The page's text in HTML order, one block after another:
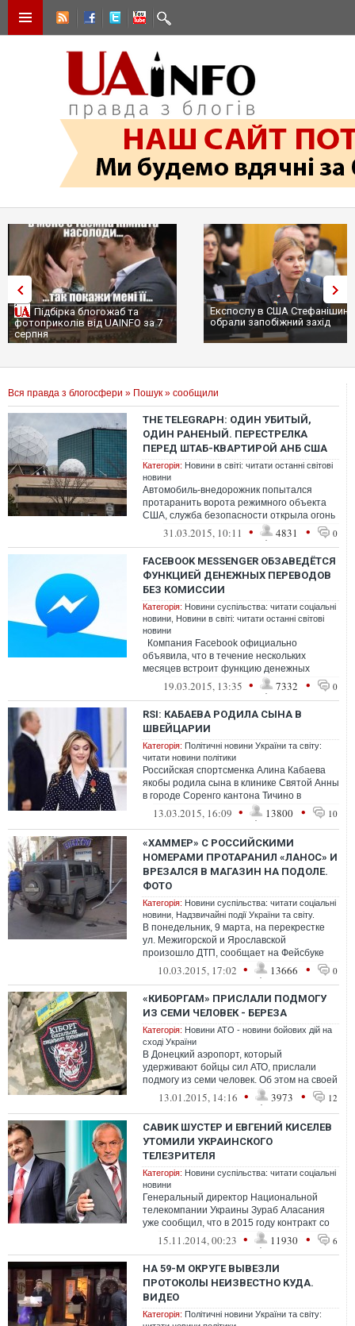
Підбірка блогожаб та
фотоприколів від UAINFO за 7
серпня
Експослу в США
обрали запобіжний захід
Вся правда з блогосфери » Пошук » сообщили
THE TELEGRAPH: ОДИН УБИТЫЙ,
ОДИН РАНЕНЫЙ. ПЕРЕСТРЕЛКА
ПЕРЕД ШТАБ-КВАРТИРОЙ АНБ США
Категорія: Новини в світі: читати останні світові
новини
Автомобиль-внедорожник попытался
протаранить ворота режимного объекта
США, служба безопасности открыла огонь
на поражение, сообщают американские
31.03.2015, 10:11 • 4831 • 0
FACEBOOK MESSENGER ОБЗАВЕДЁТСЯ
ФУНКЦИЕЙ ДЕНЕЖНЫХ ПЕРЕВОДОВ
БЕЗ КОМИССИИ
Категорія: Новини суспільства: читати соціальні
новини Новини в світі: читати останні світові
новини
Компания Facebook официально
объявила, что в течение нескольких
месяцев встроит функцию денежных
переводов в приложение Facebook
Messenger для...
19.03.2015, 13:35 • 7332 • 0
RSI: КАБАЕВА РОДИЛА СЫНА В
ШВЕЙЦАРИИ
Категорія: Політичні новини України та світу:
читати новини політики
Российская спортсменка Алина Кабаева
якобы родила сына в клинике Святой Анны
в городе Соренго кантона Тичино в
Швейцарии, сообщает российски...
13.03.2015, 16:09 • 13800 • 10
«ХАММЕР» С РОССИЙСКИМИ
НОМЕРАМИ ПРОТАРАНИЛ «ЛАНОС» И
ВРЕЗАЛСЯ В МАГАЗИН НА ПОДОЛЕ.
ФОТО
Категорія: Новини суспільства: читати соціальні
новини Надзвичайні події України та світу.
В понедельник, 9 марта, на перекрестке
ул. Межигорской и Ярославской
произошло ДТП, сообщает на Фейсбуке
паблик "Наш Киев". Водитель автомоб...
10.03.2015, 17:02 • 13666 • 0
«КИБОРГАМ» ПРИСЛАЛИ ПОДМОГУ
ИЗ СЕМИ ЧЕЛОВЕК - БЕРЕЗА
Категорія: Новини АТО - новини бойових дій на
сході України
В Донецкий аэропорт, который
удерживают бойцы сил АТО, прислали
подмогу из семи человек. Об этом на своей
странице в "Фейсбуке" сообщил народный
13.01.2015, 14:16 • 3973 • 12
САВИК ШУСТЕР И ЕВГЕНИЙ КИСЕЛЕВ
УТОМИЛИ УКРАИНСКОГО
ТЕЛЕЗРИТЕЛЯ
Категорія: Новини суспільства: читати соціальні
новини
Генеральный директор Национальной
телекомпании Украины Зураб Аласания
уже сообщил, что в 2015 году контракт со
студией «Шустер Live» продл...
15.11.2014, 00:23 • 11930 • 6
НА 59-М ОКРУГЕ ВЫВЕЗЛИ
ПРОТОКОЛЫ НЕИЗВЕСТНО КУДА.
ВИДЕО
Категорія: Політичні новини України та світу: